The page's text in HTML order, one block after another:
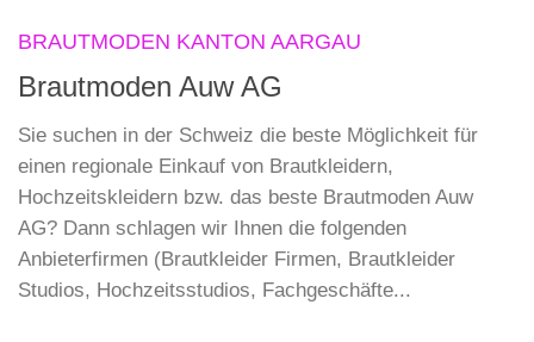
BRAUTMODEN KANTON AARGAU
Brautmoden Auw AG
Sie suchen in der Schweiz die beste Möglichkeit für
einen regionale Einkauf von Brautkleidern,
Hochzeitskleidern bzw. das beste Brautmoden Auw
AG? Dann schlagen wir Ihnen die folgenden
Anbieterfirmen (Brautkleider Firmen, Brautkleider
Studios, Hochzeitsstudios, Fachgeschäfte...